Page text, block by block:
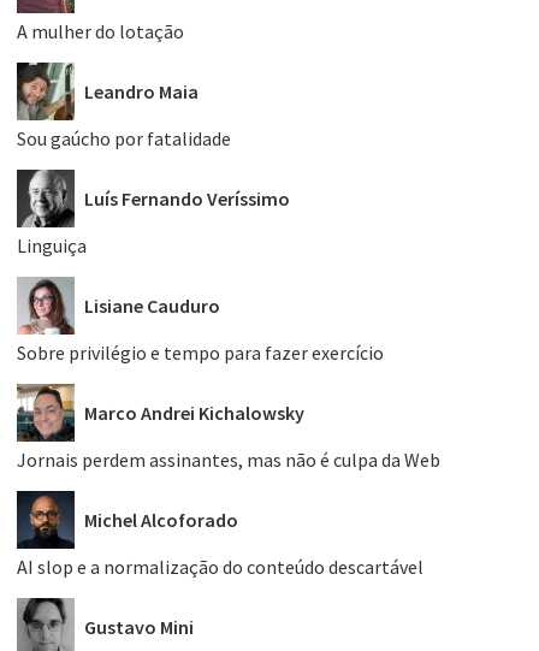
A mulher do lotação
Leandro Maia
Sou gaúcho por fatalidade
Luís Fernando Veríssimo
Linguiça
Lisiane Cauduro
Sobre privilégio e tempo para fazer exercício
Marco Andrei Kichalowsky
Jornais perdem assinantes, mas não é culpa da Web
Michel Alcoforado
AI slop e a normalização do conteúdo descartável
Gustavo Mini